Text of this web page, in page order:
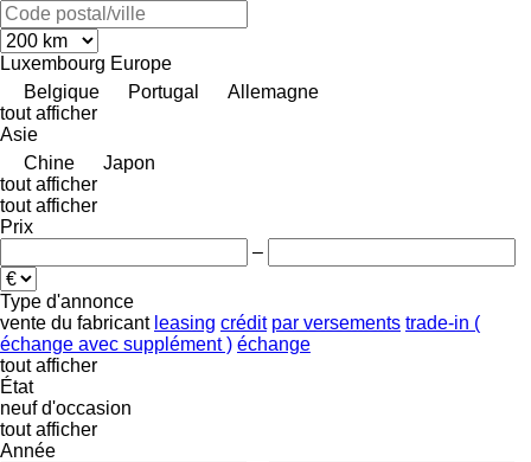
Luxembourg Europe
Belgique
Portugal
Allemagne
tout afficher
Asie
Chine
Japon
tout afficher
tout afficher
Prix
–
Type d'annonce
vente du fabricant leasing crédit par versements trade-in (
échange avec supplément ) échange
tout afficher
État
neuf d'occasion
tout afficher
Année